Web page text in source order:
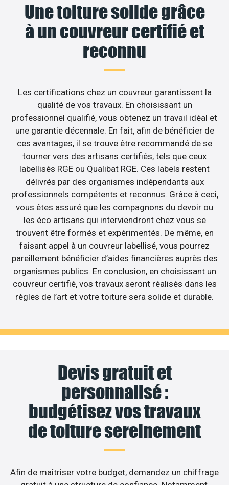
Une toiture solide grâce
à un couvreur certifié et
reconnu
Les certifications chez un couvreur garantissent la
qualité de vos travaux. En choisissant un
professionnel qualifié, vous obtenez un travail idéal et
une garantie décennale. En fait, afin de bénéficier de
ces avantages, il se trouve être recommandé de se
tourner vers des artisans certifiés, tels que ceux
labellisés RGE ou Qualibat RGE. Ces labels restent
délivrés par des organismes indépendants aux
professionnels compétents et reconnus. Grâce à ceci,
vous êtes assuré que les compagnons du devoir ou
les éco artisans qui interviendront chez vous se
trouvent être formés et expérimentés. De même, en
faisant appel à un couvreur labellisé, vous pourrez
pareillement bénéficier d’aides financières auprès des
organismes publics. En conclusion, en choisissant un
couvreur certifié, vos travaux seront réalisés dans les
règles de l’art et votre toiture sera solide et durable.
Devis gratuit et
personnalisé :
budgétisez vos travaux
de toiture sereinement
Afin de maîtriser votre budget, demandez un chiffrage